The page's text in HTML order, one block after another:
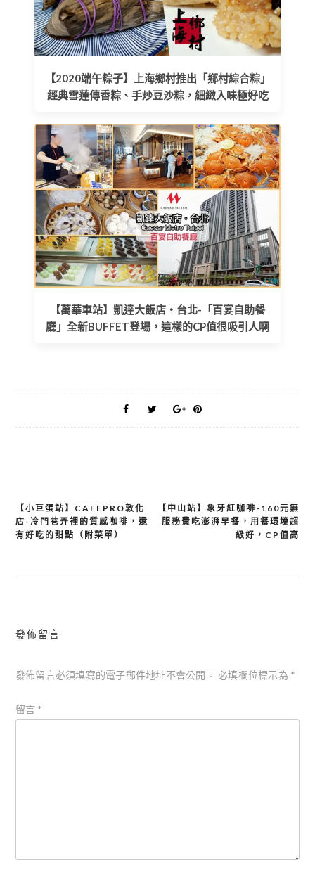
【2020端午粽子】上海鄉村推出「鄉村綜合粽」
經典雪蓮傳香粽、手炒豆沙粽，細緻入味極好吃
【萬華車站】凱達大飯店・台北-「百宴自助餐
廳」全新BUFFET登場，這樣的CP值很吸引人啊
文
章
【小巨蛋站】CAFEPRO敦化
店-冷門巷弄裡的質感咖啡，還
有好吃的甜點（附菜單）
【中山站】象牙紅咖啡-160元無
服務費吃澎湃早餐，用餐環境超
級好，CP值高
發佈留言
發佈留言必須填寫的電子郵件地址不會公開。 必填欄位標示為 *
留言 *